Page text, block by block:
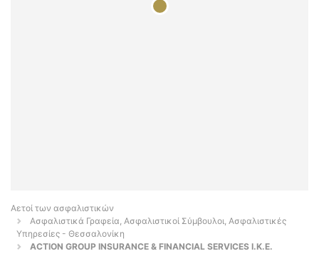
Αετοί των ασφαλιστικών
Ασφαλιστικά Γραφεία, Ασφαλιστικοί Σύμβουλοι, Ασφαλιστικές
Υπηρεσίες - Θεσσαλονίκη
ACTION GROUP INSURANCE & FINANCIAL SERVICES Ι.Κ.Ε.